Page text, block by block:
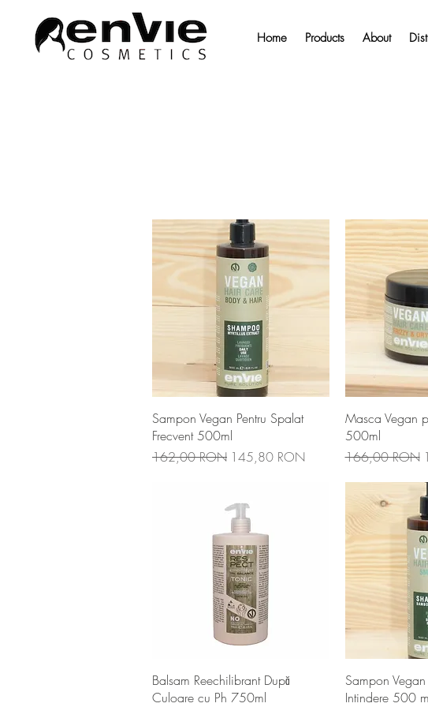
Home Products About
Afișare rapidă
Sampon Vegan Pentru Spalat
Frecvent 500ml
Preț normal
162,00 RON Preț redus
145,80 RON
Masca Vegan
500ml
Preț normal
166,00 RON
Afișare rapidă
Balsam Reechilibrant După
Culoare cu Ph 750ml
Sampon
Intindere 500